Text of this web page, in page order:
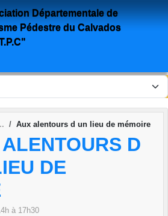
Départementale de
Pédestre du Calvados
Aux alentours d un lieu de mémoire
D
DE
à 17h30
cookies